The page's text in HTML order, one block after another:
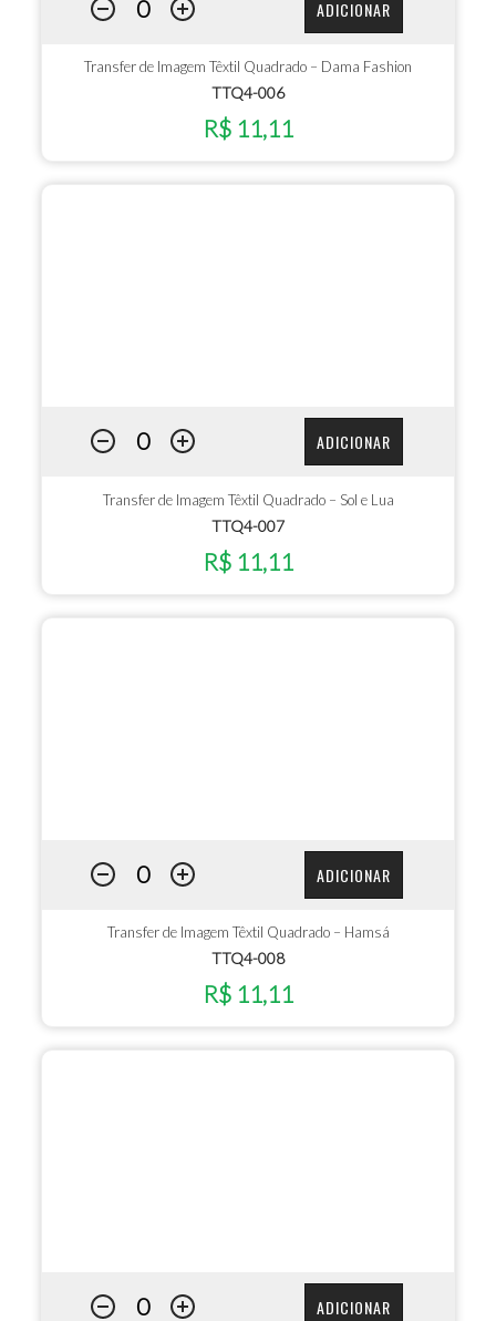
ADICIONAR
Transfer de Imagem Têxtil Quadrado – Dama Fashion
TTQ4-006
R$ 11,11
ADICIONAR
Transfer de Imagem Têxtil Quadrado – Sol e Lua
TTQ4-007
R$ 11,11
ADICIONAR
Transfer de Imagem Têxtil Quadrado – Hamsá
TTQ4-008
R$ 11,11
ADICIONAR